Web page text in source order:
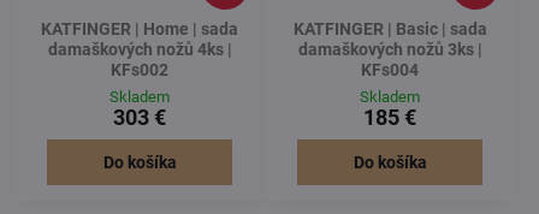
KATFINGER | Home | sada
damaškových nožů 4ks |
KFs002
Skladem
303 €
Do košíka
KATFINGER | Basic | sada
damaškových nožů 3ks |
KFs004
Skladem
185 €
Do košíka